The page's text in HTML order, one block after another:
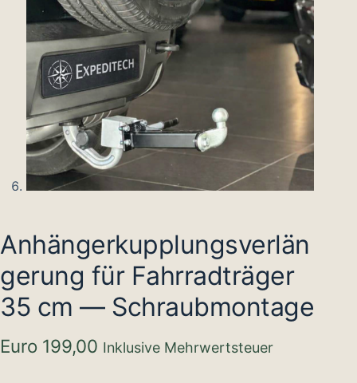
Anhängerkupplungsverlän
gerung für Fahrradträger
35 cm — Schraubmontage
Euro 199,00 Inklusive Mehrwertsteuer